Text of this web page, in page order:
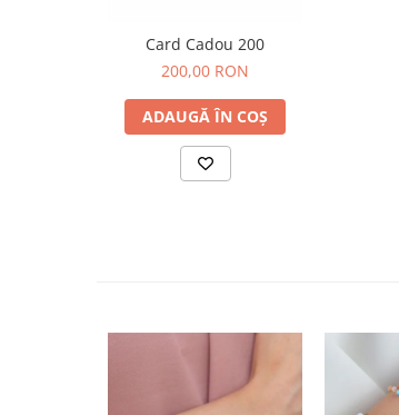
Card Cadou 200
200,00 RON
ADAUGĂ ÎN COȘ